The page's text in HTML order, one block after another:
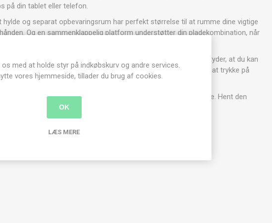
på din tablet eller telefon.
hylde og separat opbevaringsrum har perfekt størrelse til at rumme dine vigtige
Og en sammenklappelig platform understøtter din pladekombination, når
- Innovative pause-, revers- og genoptagelsesfunktioner betyder, at du kan
eller placeringen af dine matricer eller materialer ved at trykke på
kan du genoptage dit projekt på et øjeblik!
med værktøj og tilbehør til at komme i gang med det samme. Hent den
og prægeteknikker.
med at holde styr på indkøbskurv og andre services.
vores hjemmeside, tillader du brug af cookies.
OK
LÆS MERE